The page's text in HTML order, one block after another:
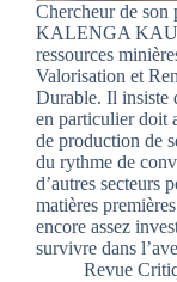
Chercheur de son
KALENGA
ressources
Valorisation et
Durable. Il insiste
en particulier doit
de production de
du rythme de
d’autres secteurs
matières
encore assez
survivre dans
Revue